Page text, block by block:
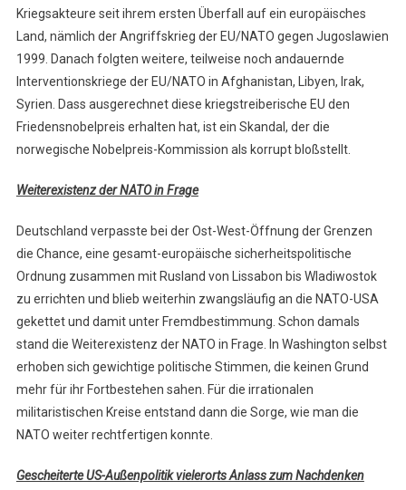
Kriegsakteure seit ihrem ersten Überfall auf ein europäisches
Land, nämlich der Angriffskrieg der EU/NATO gegen Jugoslawien
1999. Danach folgten weitere, teilweise noch andauernde
Interventionskriege der EU/NATO in Afghanistan, Libyen, Irak,
Syrien. Dass ausgerechnet diese kriegstreiberische EU den
Friedensnobelpreis erhalten hat, ist ein Skandal, der die
norwegische Nobelpreis-Kommission als korrupt bloßstellt.
Weiterexistenz der NATO in Frage
Deutschland verpasste bei der Ost-West-Öffnung der Grenzen
die Chance, eine gesamt-europäische sicherheitspolitische
Ordnung zusammen mit Rusland von Lissabon bis Wladiwostok
zu errichten und blieb weiterhin zwangsläufig an die NATO-USA
gekettet und damit unter Fremdbestimmung. Schon damals
stand die Weiterexistenz der NATO in Frage. In Washington selbst
erhoben sich gewichtige politische Stimmen, die keinen Grund
mehr für ihr Fortbestehen sahen. Für die irrationalen
militaristischen Kreise entstand dann die Sorge, wie man die
NATO weiter rechtfertigen konnte.
Gescheiterte US-Außenpolitik vielerorts Anlass zum Nachdenken